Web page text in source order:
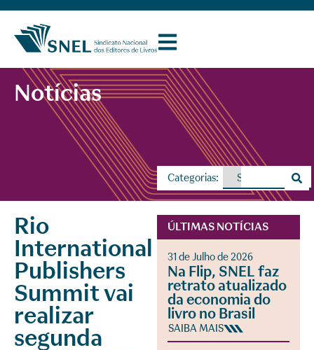
Notícias
Categorias:
Rio
International
Publishers
Summit vai
realizar
segunda
ÚLTIMAS NOTÍCIAS
31 de Julho de 2026
Na Flip, SNEL faz
retrato atualizado
da economia do
livro no Brasil
SAIBA MAIS